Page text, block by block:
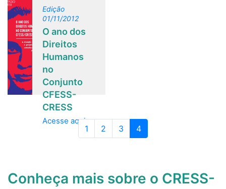
Acesse aqui.
Edição
01/11/2012
O ano dos
Direitos
Humanos
no
Conjunto
CFESS-
CRESS
Acesse aqui. Page navigation
Página
1 Página
2 Página
3 Página atual
4
Conheça mais sobre o CRESS-